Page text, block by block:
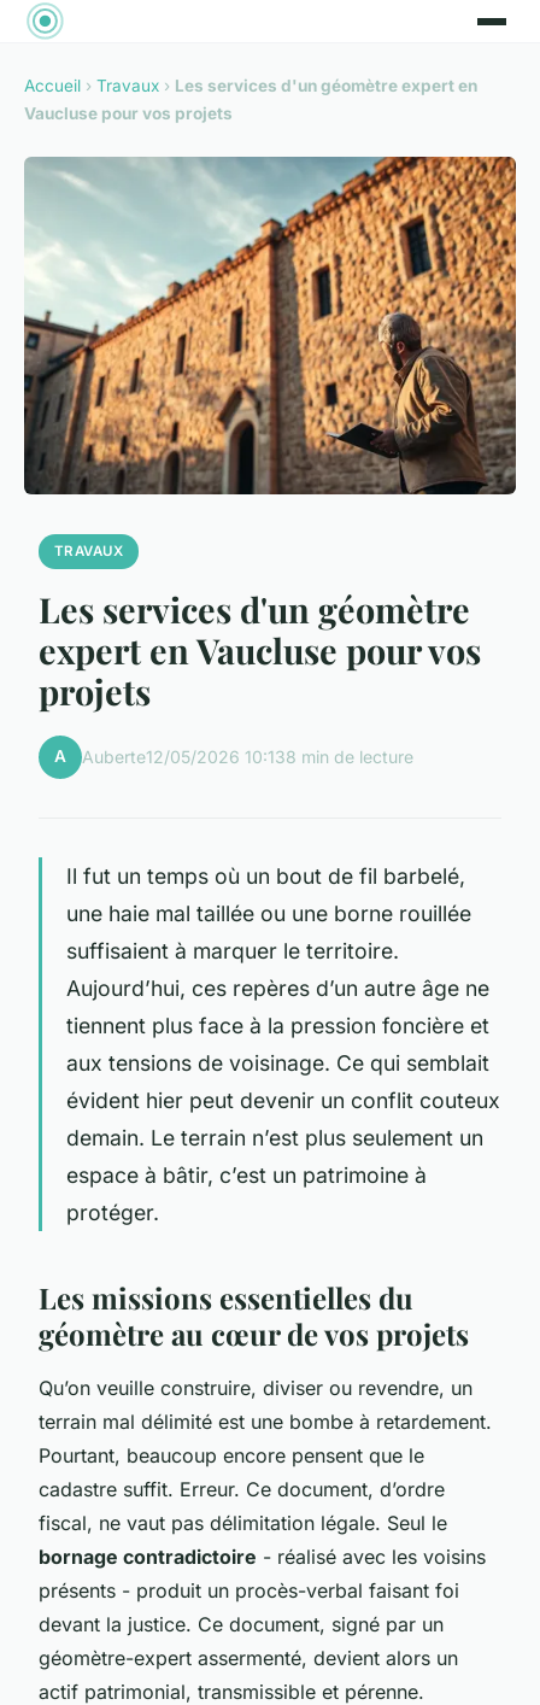
Accueil › Travaux › Les services d'un géomètre expert en
Vaucluse pour vos projets
TRAVAUX
Les services d'un géomètre
expert en Vaucluse pour vos
projets
A Auberte12/05/2026 10:138 min de lecture
Il fut un temps où un bout de fil barbelé,
une haie mal taillée ou une borne rouillée
suffisaient à marquer le territoire.
Aujourd’hui, ces repères d’un autre âge ne
tiennent plus face à la pression foncière et
aux tensions de voisinage. Ce qui semblait
évident hier peut devenir un conflit couteux
demain. Le terrain n’est plus seulement un
espace à bâtir, c’est un patrimoine à
protéger.
Les missions essentielles du
géomètre au cœur de vos projets
Qu’on veuille construire, diviser ou revendre, un
terrain mal délimité est une bombe à retardement.
Pourtant, beaucoup encore pensent que le
cadastre suffit. Erreur. Ce document, d’ordre
fiscal, ne vaut pas délimitation légale. Seul le
bornage contradictoire - réalisé avec les voisins
présents - produit un procès-verbal faisant foi
devant la justice. Ce document, signé par un
géomètre-expert assermenté, devient alors un
actif patrimonial, transmissible et pérenne.